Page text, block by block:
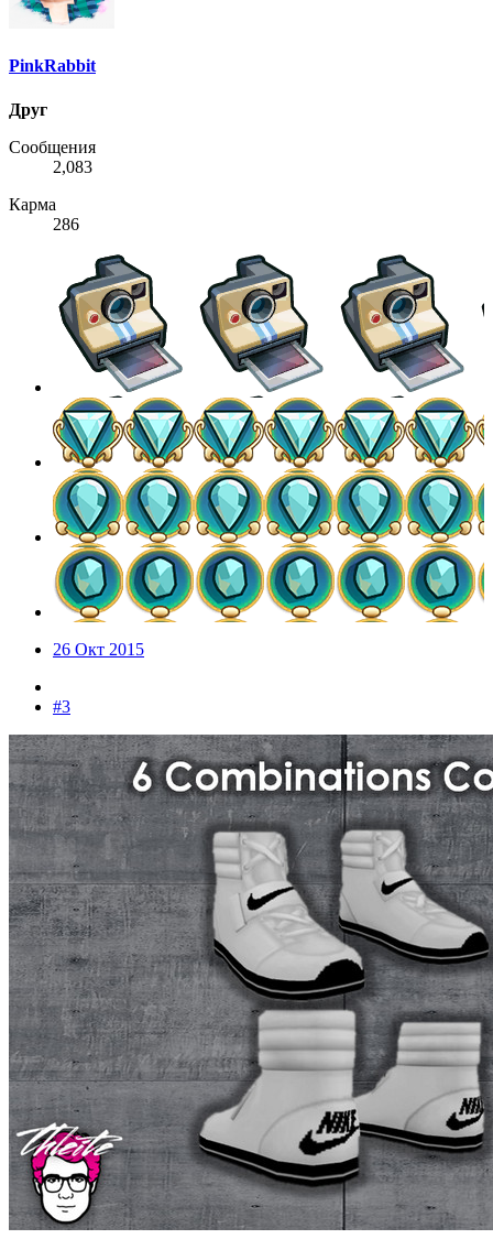
PinkRabbit
Друг
Сообщения
2,083
Карма
286
26 Окт 2015
#3